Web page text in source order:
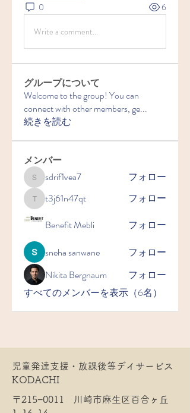
0 6
Write a comment...
グループについて
Welcome to the group! You can
connect with other members, ge...
続きを読む
メンバー
sdrif1vea7
sdrif1vea7 フォロー
t3j61n47qt
t3j61n47qt
フォロー
Benefit Mebli
フォロー
sneha sanwane
フォロー
Nikita Bergnaum
フォロー
すべてのメンバーを表示（6名）
​児童発達支援・放課後等デイサービス
KODACHI
​〒215−0011 川崎市麻生区百合ヶ丘